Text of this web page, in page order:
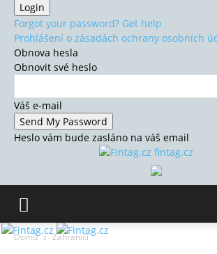
Forgot your password? Get help
Prohlášení o zásadách ochrany osobních
Obnova hesla
Obnovit své heslo
Váš e-mail
Heslo vám bude zasláno na váš email
fintag.cz
Domů Zahraničí